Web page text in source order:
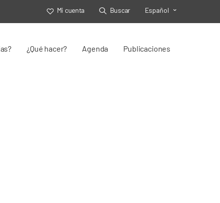
Mi cuenta Buscar Toggle Select
Español
¿Qué hacer? Agenda Publicaciones